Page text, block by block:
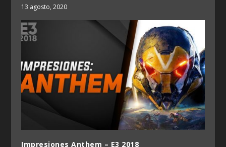
13 agosto, 2020
Impresiones Anthem – E3 2018